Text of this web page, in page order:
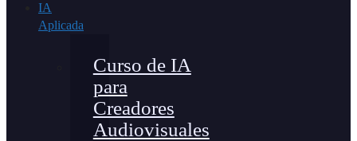
IA
Aplicada
Curso de IA
para
Creadores
Audiovisuales